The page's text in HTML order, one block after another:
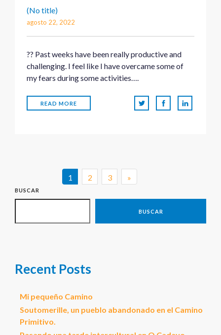
(No title)
agosto 22, 2022
?? Past weeks have been really productive and
challenging. I feel like I have overcame some of
my fears during some activities….
READ MORE
1 2 3 »
BUSCAR
BUSCAR
Recent Posts
Mi pequeño Camino
Soutomerille, un pueblo abandonado en el Camino
Primitivo.